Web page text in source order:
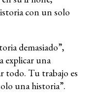
con un solo
demasiado”,
explicar una
todo. Tu trabajo es
una historia”.